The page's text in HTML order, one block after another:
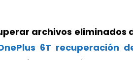
archivos eliminados
6T recuperación